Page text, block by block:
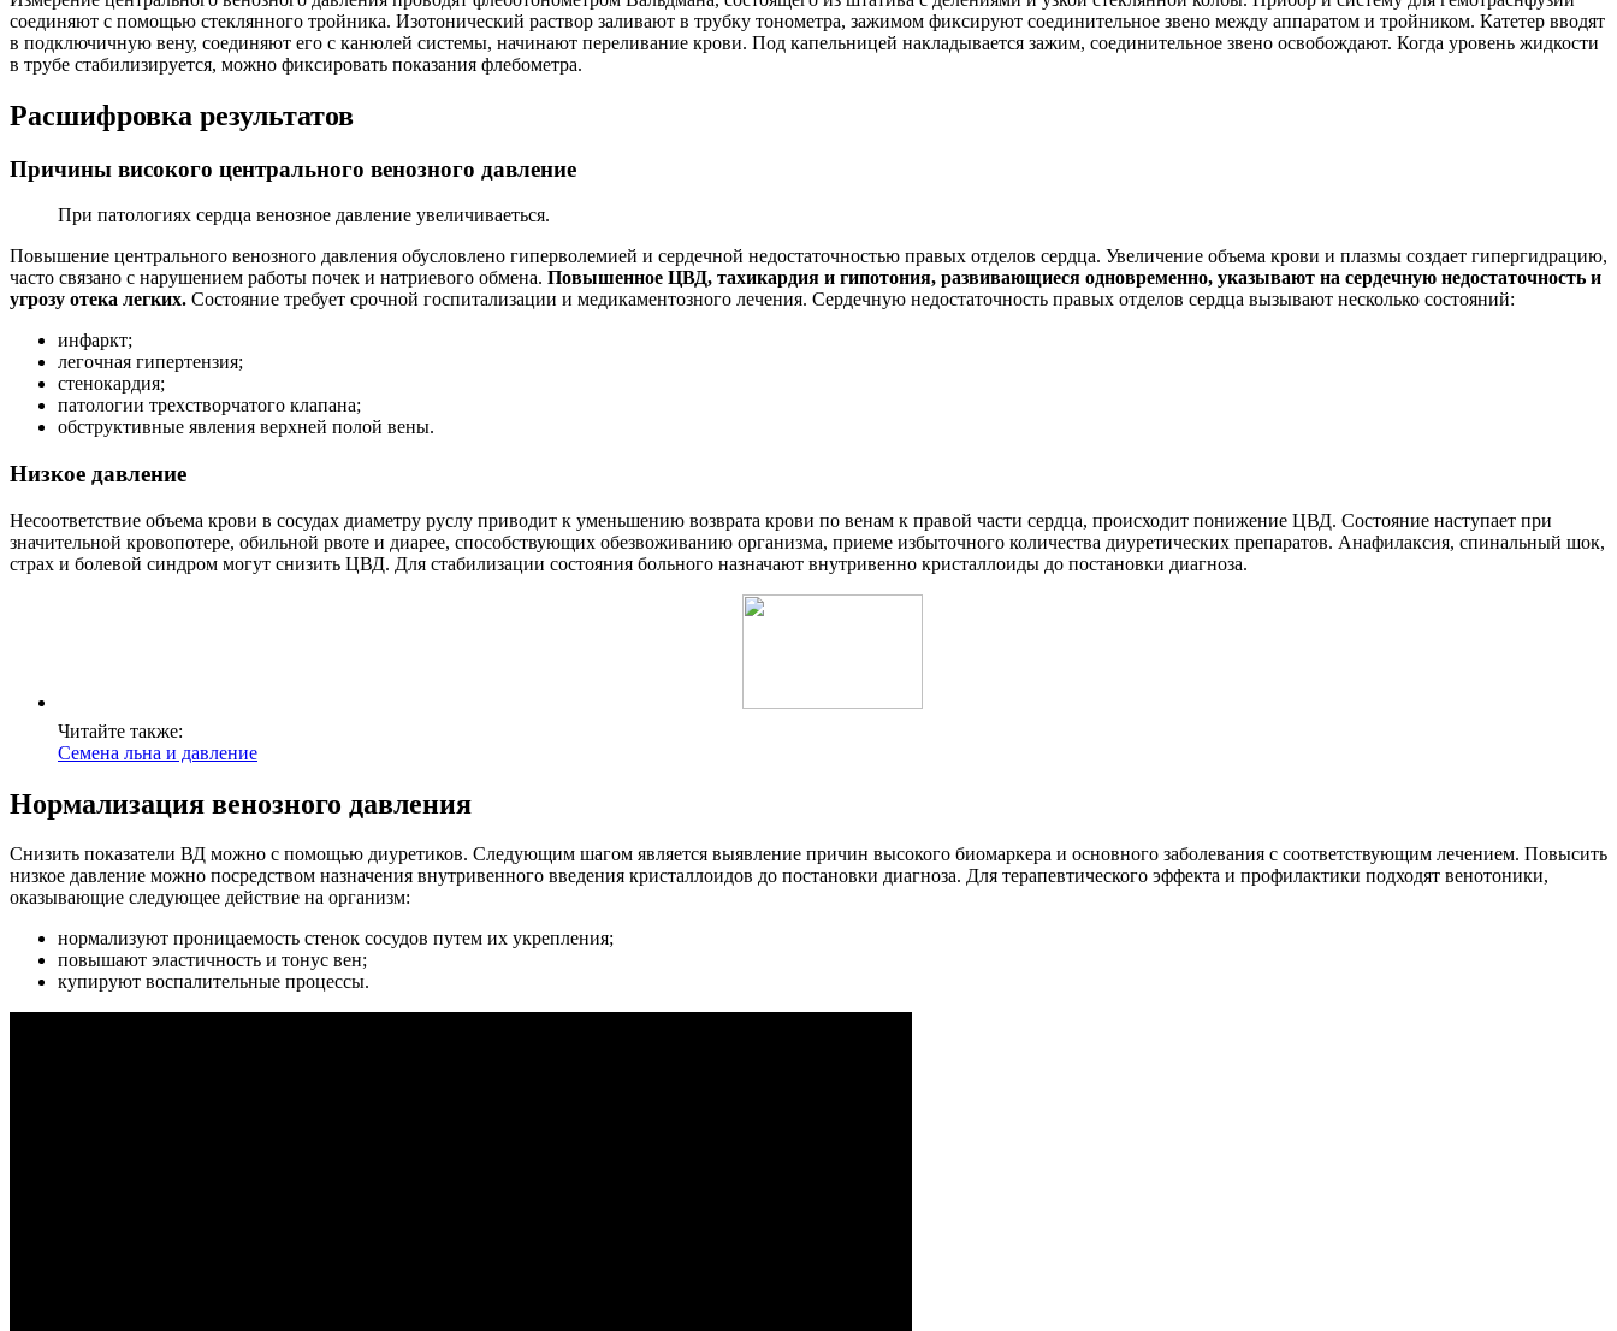
соединяют с помощью стеклянного тройника. Изотонический раствор заливают в трубку тонометра, зажимом фиксируют соединительное звено между аппаратом и тройником. Катетер вводят
в подключичную вену, соединяют его с канюлей системы, начинают переливание крови. Под капельницей накладывается зажим, соединительное звено освобождают. Когда уровень жидкости
в трубе стабилизируется, можно фиксировать показания флебометра.
Расшифровка результатов
Причины високого центрального венозного давление
При патологиях сердца венозное давление увеличиваеться.
Повышение центрального венозного давления обусловлено гиперволемией и сердечной недостаточностью правых отделов сердца. Увеличение объема крови и плазмы создает гипергидрацию,
часто связано с нарушением работы почек и натриевого обмена. Повышенное ЦВД, тахикардия и гипотония, развивающиеся одновременно, указывают на сердечную недостаточность и
угрозу отека легких. Состояние требует срочной госпитализации и медикаментозного лечения. Сердечную недостаточность правых отделов сердца вызывают несколько состояний:
инфаркт;
легочная гипертензия;
стенокардия;
патологии трехстворчатого клапана;
обструктивные явления верхней полой вены.
Низкое давление
Несоответствие объема крови в сосудах диаметру руслу приводит к уменьшению возврата крови по венам к правой части сердца, происходит понижение ЦВД. Состояние наступает при
значительной кровопотере, обильной рвоте и диарее, способствующих обезвоживанию организма, приеме избыточного количества диуретических препаратов. Анафилаксия, спинальный шок,
страх и болевой синдром могут снизить ЦВД. Для стабилизации состояния больного назначают внутривенно кристаллоиды до постановки диагноза.
Читайте также:
Семена льна и давление
Нормализация венозного давления
Снизить показатели ВД можно с помощью диуретиков. Следующим шагом является выявление причин высокого биомаркера и основного заболевания с соответствующим лечением. Повысить
низкое давление можно посредством назначения внутривенного введения кристаллоидов до постановки диагноза. Для терапевтического эффекта и профилактики подходят венотоники,
оказывающие следующее действие на организм:
нормализуют проницаемость стенок сосудов путем их укрепления;
повышают эластичность и тонус вен;
купируют воспалительные процессы.